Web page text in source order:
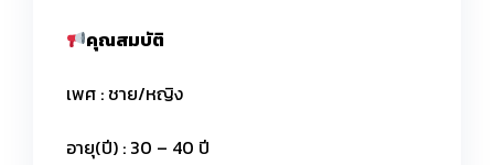
คุณสมบัติ
เพศ : ชาย/หญิง
อายุ(ปี) : 30 – 40 ปี